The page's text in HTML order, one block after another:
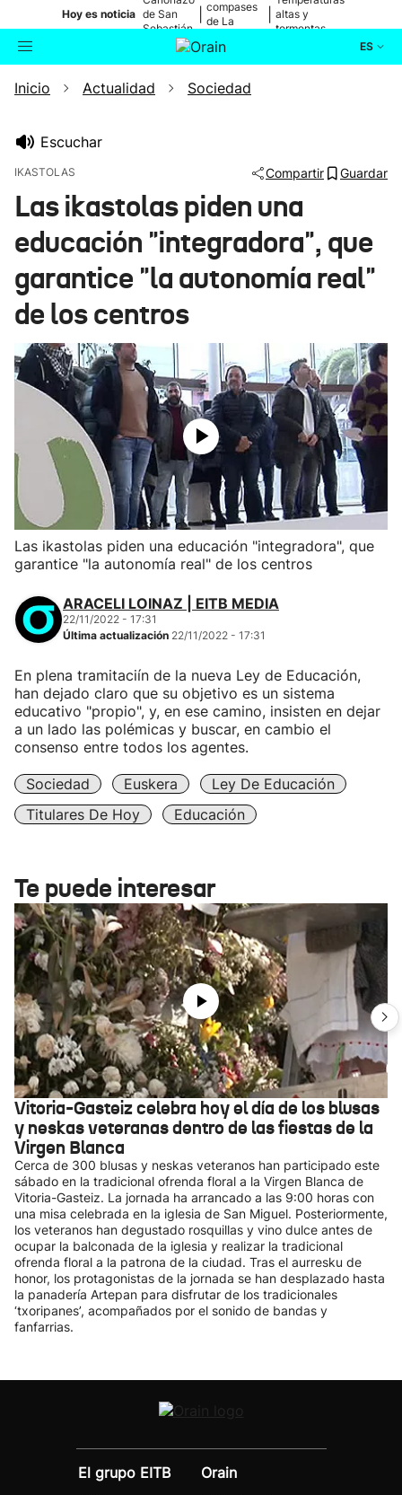
Hoy es noticia de San
Sebastián
compases
de La
altas y
tormentas
ES
Buscador Actualidad
Ikusmiran
Eguraldia
Inicio Actualidad Sociedad
Escuchar
IKASTOLAS Compartir Guardar
Las ikastolas piden una
educación "integradora", que
garantice "la autonomía real"
de los centros
Las ikastolas piden una educación "integradora", que
garantice "la autonomía real" de los centros
ARACELI LOINAZ | EITB MEDIA
22/11/2022 - 17:31
Última actualización 22/11/2022 - 17:31
En plena tramitaciín de la nueva Ley de Educación,
han dejado claro que su objetivo es un sistema
educativo "propio", y, en ese camino, insisten en dejar
a un lado las polémicas y buscar, en cambio el
consenso entre todos los agentes.
Sociedad Euskera
Ley De Educación
Titulares De Hoy
Educación
Te puede interesar
Vitoria-Gasteiz celebra hoy el día de los blusas
y neskas veteranas dentro de las fiestas de la
Virgen Blanca
Cerca de 300 blusas y neskas veteranos han participado este
sábado en la tradicional ofrenda floral a la Virgen Blanca de
Vitoria-Gasteiz. La jornada ha arrancado a las 9:00 horas con
una misa celebrada en la iglesia de San Miguel. Posteriormente,
los veteranos han degustado rosquillas y vino dulce antes de
ocupar la balconada de la iglesia y realizar la tradicional
ofrenda floral a la patrona de la ciudad. Tras el aurresku de
honor, los protagonistas de la jornada se han desplazado hasta
la panadería Artepan para disfrutar de los tradicionales
‘txoripanes’, acompañados por el sonido de bandas y
fanfarrias.
El grupo EITB
Orain